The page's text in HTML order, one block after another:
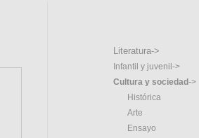
Literatura->
Infantil y juvenil->
Cultura y sociedad->
Histórica
Arte
Ensayo